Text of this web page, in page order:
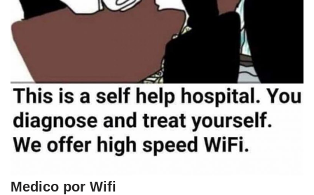
Medico por Wifi